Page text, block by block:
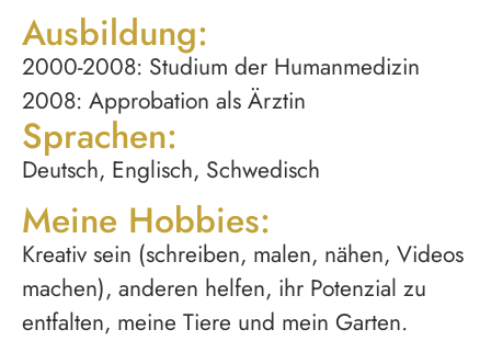
Ausbildung:
2000-2008: Studium der Humanmedizin
2008: Approbation als Ärztin
Sprachen:
Deutsch, Englisch, Schwedisch
Meine Hobbies:
Kreativ sein (schreiben, malen, nähen, Videos
machen), anderen helfen, ihr Potenzial zu
entfalten, meine Tiere und mein Garten.